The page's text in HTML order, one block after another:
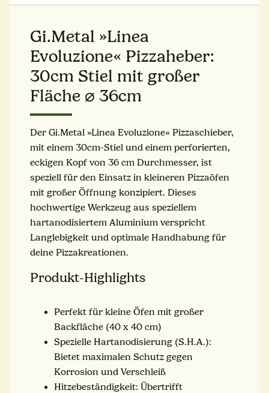
Gi.Metal »Linea
Evoluzione« Pizzaheber:
30cm Stiel mit großer
Fläche ⌀ 36cm
Der Gi.Metal »Linea Evoluzione« Pizzaschieber,
mit einem 30cm-Stiel und einem perforierten,
eckigen Kopf von 36 cm Durchmesser, ist
speziell für den Einsatz in kleineren Pizzaöfen
mit großer Öffnung konzipiert. Dieses
hochwertige Werkzeug aus speziellem
hartanodisiertem Aluminium verspricht
Langlebigkeit und optimale Handhabung für
deine Pizzakreationen.
Produkt-Highlights
Perfekt für kleine Öfen mit großer
Backfläche (40 x 40 cm)
Spezielle Hartanodisierung (S.H.A.):
Bietet maximalen Schutz gegen
Korrosion und Verschleiß
Hitzebeständigkeit: Übertrifft